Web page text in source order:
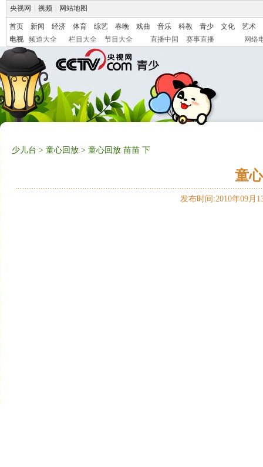
央视网 视频 网站地图
首页 新闻 经济 体育 综艺 春晚 戏曲 音乐 科教 青少 文化
艺术
电视
频道大全 栏目大全 节目大全 直播中国 赛事直播 网络
少儿台 > 童心回放 > 童心回放 苗苗 下
童
发布时间:2010年09月